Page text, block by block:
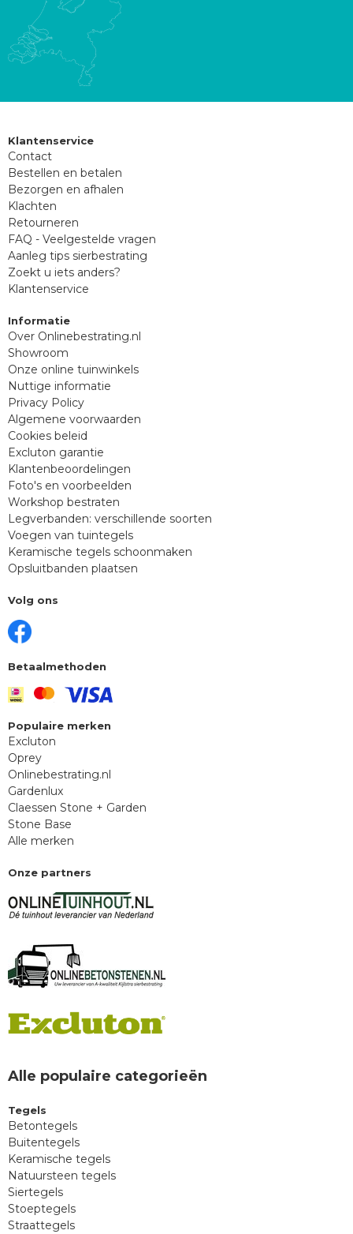
Klantenservice
Contact
Bestellen en betalen
Bezorgen en afhalen
Klachten
Retourneren
FAQ - Veelgestelde vragen
Aanleg tips sierbestrating
Zoekt u iets anders?
Klantenservice
Informatie
Over Onlinebestrating.nl
Showroom
Onze online tuinwinkels
Nuttige informatie
Privacy Policy
Algemene voorwaarden
Cookies beleid
Excluton garantie
Klantenbeoordelingen
Foto's en voorbeelden
Workshop bestraten
Legverbanden: verschillende soorten
Voegen van tuintegels
Keramische tegels schoonmaken
Opsluitbanden plaatsen
Volg ons
Betaalmethoden
Populaire merken
Excluton
Oprey
Onlinebestrating.nl
Gardenlux
Claessen Stone + Garden
Stone Base
Alle merken
Onze partners
Alle populaire categorieën
Tegels
Betontegels
Buitentegels
Keramische tegels
Natuursteen tegels
Siertegels
Stoeptegels
Straattegels